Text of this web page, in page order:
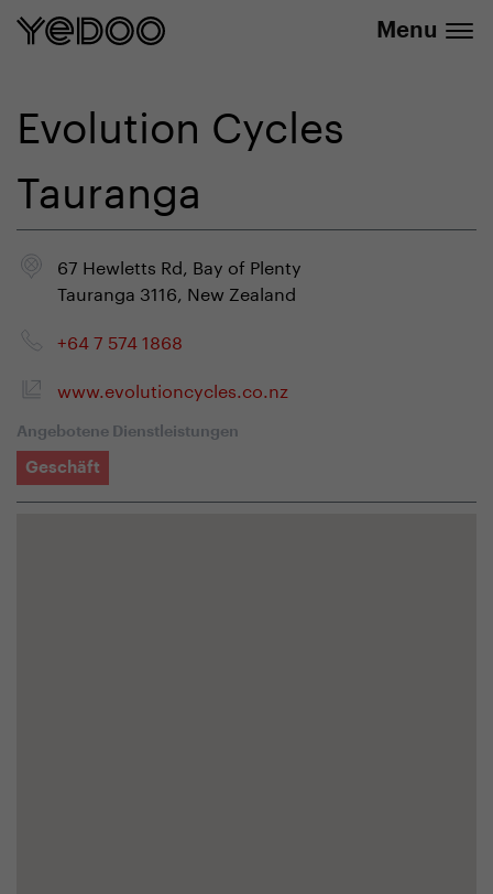
Menu
Evolution Cycles
Tauranga
67 Hewletts Rd, Bay of Plenty
Tauranga 3116, New Zealand
+64 7 574 1868
www.evolutioncycles.co.nz
Angebotene Dienstleistungen
Geschäft